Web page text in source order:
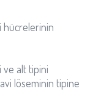
hücrelerinin
ve alt tipini
löseminin tipine